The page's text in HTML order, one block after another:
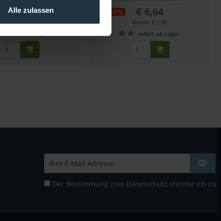
Alle zulassen
€ 9,90 -56% € 6,64
Brutto: € 7,90
sofort ab Lager
Der Bestimmung zum Datenschutz stimme ich zu